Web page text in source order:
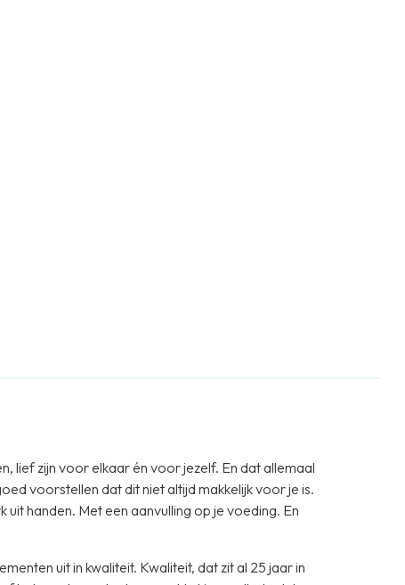
lief zijn voor elkaar én voor jezelf. En dat allemaal
voorstellen dat dit niet altijd makkelijk voor je is.
handen. Met een aanvulling op je voeding. En
uit in kwaliteit. Kwaliteit, dat zit al 25 jaar in